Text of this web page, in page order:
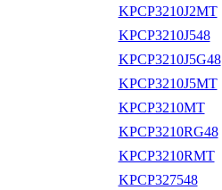
KPCP3210J2MT
KPCP3210J548
KPCP3210J5G48
KPCP3210J5MT
KPCP3210MT
KPCP3210RG48
KPCP3210RMT
KPCP327548